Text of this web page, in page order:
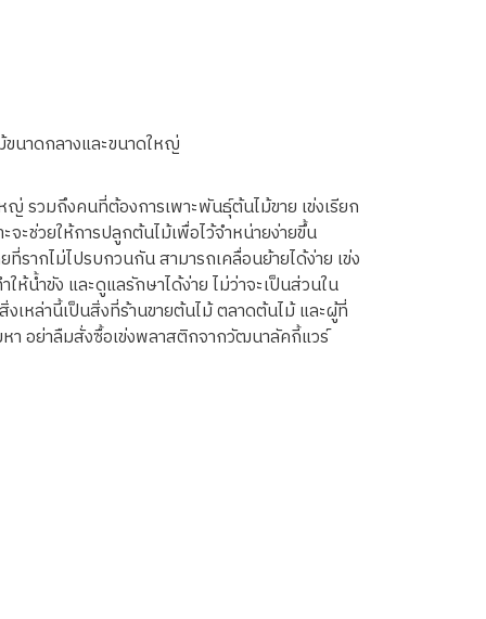
นาดกลางและขนาดใหญ่
รวมถึงคนที่ต้องการเพาะพันธุ์ต้นไม้ขาย เข่งเรียก
จะช่วยให้การปลูกต้นไม้เพื่อไว้จำหน่ายง่ายขึ้น
รากไม่ไปรบกวนกัน สามารถเคลื่อนย้ายได้ง่าย เข่ง
น้ำขัง และดูแลรักษาได้ง่าย ไม่ว่าจะเป็นส่วนใน
เหล่านี้เป็นสิ่งที่ร้านขายต้นไม้ ตลาดต้นไม้ และผู้ที่
า อย่าลืมสั่งซื้อเข่งพลาสติกจากวัฒนาลัคกี้แวร์